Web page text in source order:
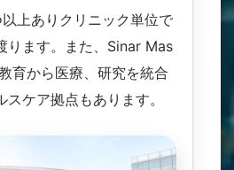
上ありクリニック単位で
ります。また、Sinar Mas
育から医療、研究を統合
スケア拠点もあります。